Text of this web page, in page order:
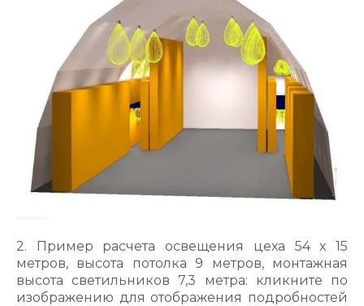
2. Пример расчета освещения цеха 54 х 15
метров, высота потолка 9 метров, монтажная
высота светильников 7,3 метра: кликните по
изображению для отображения подробностей